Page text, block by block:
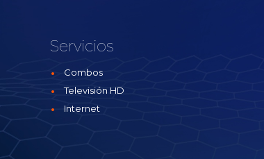
Servicios
Combos
Televisión HD
Internet